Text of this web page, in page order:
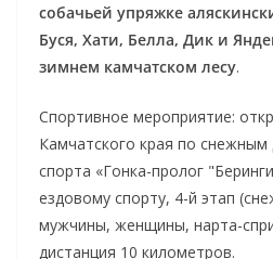
собачьей упряжке
Буся, Хати, Белла, Дик и
зимнем камчатском лесу.
Спортивное мероприятие:
Камчатского края по снежным
спорта «Гонка-пролог
ездовому спорту, 4-й этап
мужчины, женщины, нарта-
дистанция 10 километров.